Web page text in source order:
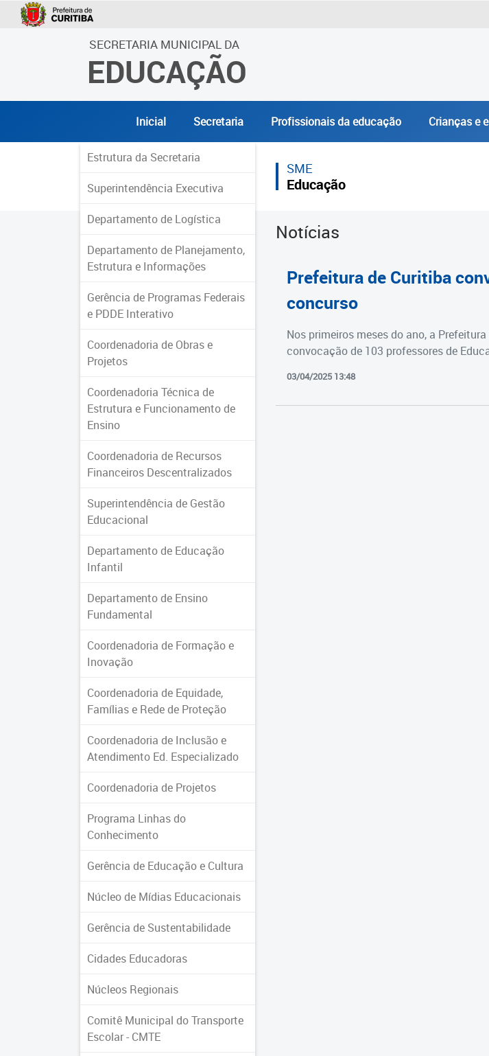
SECRETARIA MUNICIPAL DA
EDUCAÇÃO
Inicial Secretaria Profissionais da educação Crianças e
Estrutura da Secretaria
Superintendência Executiva
Departamento de Logística
Departamento de Planejamento,
Estrutura e Informações
Gerência de Programas Federais
e PDDE Interativo
Coordenadoria de Obras e
Projetos
Coordenadoria Técnica de
Estrutura e Funcionamento de
Ensino
Coordenadoria de Recursos
Financeiros Descentralizados
Superintendência de Gestão
Educacional
Departamento de Educação
Infantil
Departamento de Ensino
Fundamental
Coordenadoria de Formação e
Inovação
Coordenadoria de Equidade,
Famílias e Rede de Proteção
Coordenadoria de Inclusão e
Atendimento Ed. Especializado
Coordenadoria de Projetos
Programa Linhas do
Conhecimento
Gerência de Educação e Cultura
Núcleo de Mídias Educacionais
Gerência de Sustentabilidade
Cidades Educadoras
Núcleos Regionais
Comitê Municipal do Transporte
Escolar - CMTE
SME
Educação
Notícias
Prefeitura de Curitiba
concurso
Nos primeiros meses do ano, a
convocação de 103 professores de
03/04/2025 13:48